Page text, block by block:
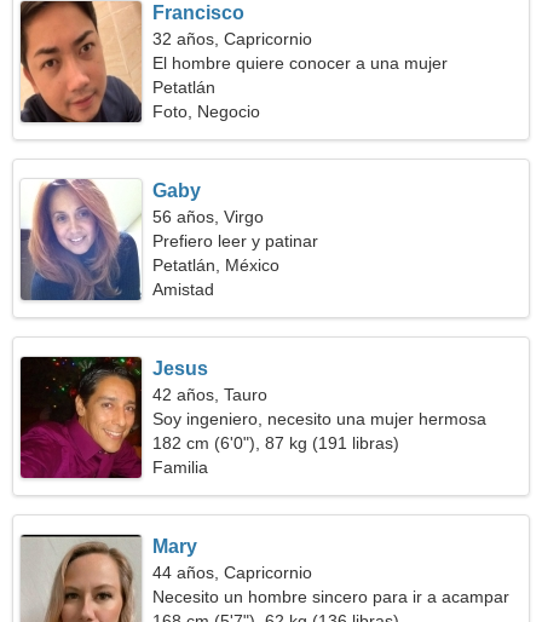
Francisco
32 años, Capricornio
El hombre quiere conocer a una mujer
Petatlán
Foto, Negocio
Gaby
56 años, Virgo
Prefiero leer y patinar
Petatlán, México
Amistad
Jesus
42 años, Tauro
Soy ingeniero, necesito una mujer hermosa
182 cm (6'0"), 87 kg (191 libras)
Familia
Mary
44 años, Capricornio
Necesito un hombre sincero para ir a acampar